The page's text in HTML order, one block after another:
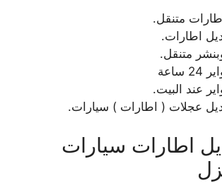
متنقل.
اطارات.
متنقل.
عند البيت.
عجلات ( اطارات ) سيارات.
اطارات سيارات